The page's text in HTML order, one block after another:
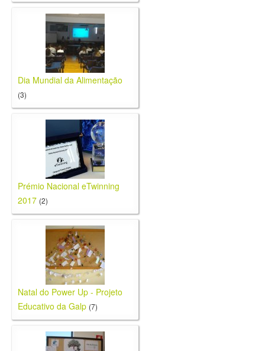
Dia Mundial da Alimentação
(3)
Prémio Nacional eTwinning
2017 (2)
Natal do Power Up - Projeto
Educativo da Galp (7)